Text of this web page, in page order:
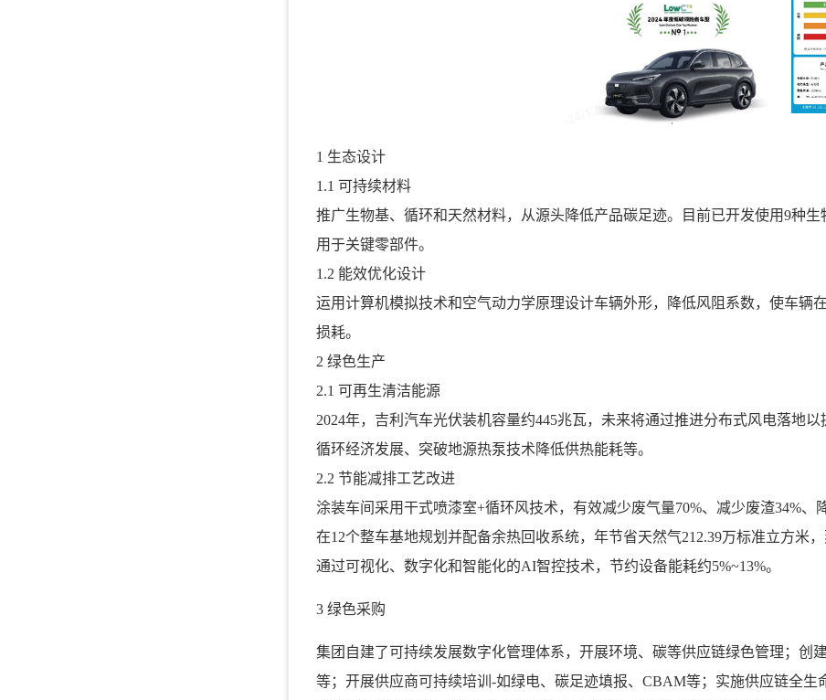
1 生态设计
1.1 可持续材料
推广生物基、循环和天然材料，从源头降低产品碳足迹。目前已开发使用9种
用于关键零部件。
1.2 能效优化设计
运用计算机模拟技术和空气动力学原理设计车辆外形，降低风阻系数，使车辆
损耗。
2 绿色生产
2.1 可再生清洁能源
2024年，吉利汽车光伏装机容量约445兆瓦，未来将通过推进分布式风电落地
循环经济发展、突破地源热泵技术降低供热能耗等。
2.2 节能减排工艺改进
涂装车间采用干式喷漆室+循环风技术，有效减少废气量70%、减少废渣34%、
在12个整车基地规划并配备余热回收系统，年节省天然气212.39万标准立方米，
通过可视化、数字化和智能化的AI智控技术，节约设备能耗约5%~13%。
3 绿色采购
集团自建了可持续发展数字化管理体系，开展环境、碳等供应链绿色管理；创
等；开展供应商可持续培训-如绿电、碳足迹填报、CBAM等；实施供应链全生